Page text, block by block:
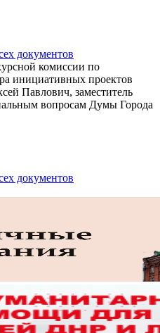
документов
комиссии по
инициативных проектов
Павлович, заместитель
вопросам Думы Города
документов